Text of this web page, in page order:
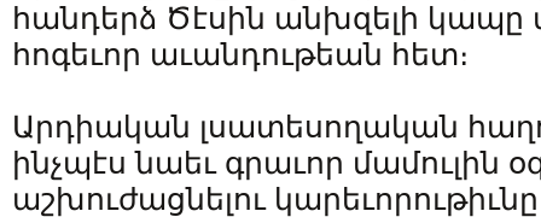
հանդերձ Ծէսին անխզելի կապը
հոգեւոր աւանդութեան հետ։
Արդիական լսատեսողական
ինչպէս նաեւ գրաւոր մամուլին
աշխուժացնելու